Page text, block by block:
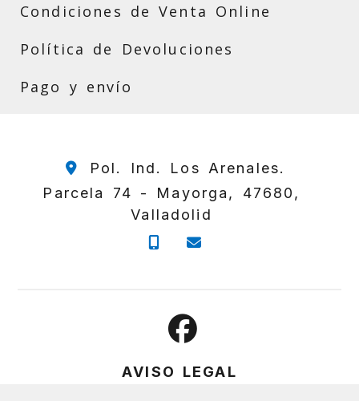
Condiciones de Venta Online
Política de Devoluciones
Pago y envío
Pol. Ind. Los Arenales.
Parcela 74 - Mayorga, 47680,
Valladolid
657 230 185
AVISO LEGAL